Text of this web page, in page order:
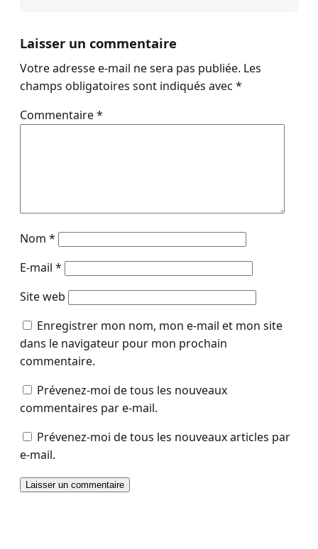
Laisser un commentaire
Votre adresse e-mail ne sera pas publiée. Les
champs obligatoires sont indiqués avec *
Commentaire*
Nom *
E-mail *
Site web
Enregistrer mon nom, mon e-mail et mon site
dans le navigateur pour mon prochain
commentaire.
Prévenez-moi de tous les nouveaux
commentaires par e-mail.
Prévenez-moi de tous les nouveaux articles par
e-mail.